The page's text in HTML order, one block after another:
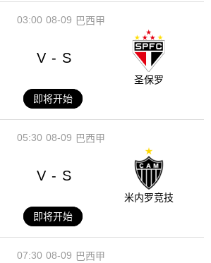
08-09
03:00 巴西甲
V - S
圣保罗
即将开始
08-09
05:30 巴西甲
V - S
米内罗竞技
即将开始
08-09
07:30 巴西甲